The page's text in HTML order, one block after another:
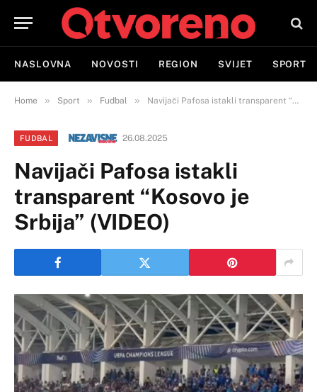
NASLOVNA NOVOSTI REGION SVIJET SPORT
Home » Sport » Fudbal » Navijači Pafosa istakli transparent “Kosovo je Srbija” (VIDEO)
FUDBAL 26.08.2025
Navijači Pafosa istakli
transparent “Kosovo je
Srbija” (VIDEO)